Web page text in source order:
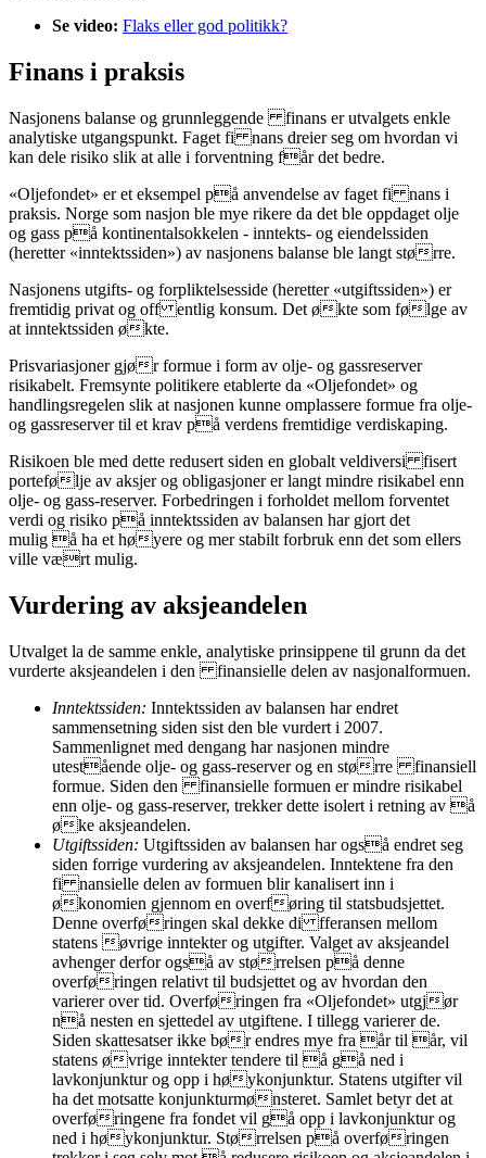
Se video: Flaks eller god politikk?
Finans i praksis
Nasjonens balanse og grunnleggende finans er utvalgets enkle
analytiske utgangspunkt. Faget fi nans dreier seg om hvordan vi
kan dele risiko slik at alle i forventning får det bedre.
«Oljefondet» er et eksempel på anvendelse av faget fi nans i
praksis. Norge som nasjon ble mye rikere da det ble oppdaget olje
og gass på kontinentalsokkelen - inntekts- og eiendelssiden
(heretter «inntektssiden») av nasjonens balanse ble langt større.
Nasjonens utgifts- og forpliktelsesside (heretter «utgiftssiden») er
fremtidig privat og off entlig konsum. Det økte som følge av
at inntektssiden økte.
Prisvariasjoner gjør formue i form av olje- og gassreserver
risikabelt. Fremsynte politikere etablerte da «Oljefondet» og
handlingsregelen slik at nasjonen kunne omplassere formue fra olje-
og gassreserver til et krav på verdens fremtidige verdiskaping.
Risikoen ble med dette redusert siden en globalt veldiversi fisert
portefølje av aksjer og obligasjoner er langt mindre risikabel enn
olje- og gass-reserver. Forbedringen i forholdet mellom forventet
verdi og risiko på inntektssiden av balansen har gjort det
mulig å ha et høyere og mer stabilt forbruk enn det som ellers
ville vært mulig.
Vurdering av aksjeandelen
Utvalget la de samme enkle, analytiske prinsippene til grunn da det
vurderte aksjeandelen i den finansielle delen av nasjonalformuen.
Inntektssiden: Inntektssiden av balansen har endret
sammensetning siden sist den ble vurdert i 2007.
Sammenlignet med dengang har nasjonen mindre
utestående olje- og gass-reserver og en større finansiell
formue. Siden den finansielle formuen er mindre risikabel
enn olje- og gass-reserver, trekker dette isolert i retning av å
øke aksjeandelen.
Utgiftssiden: Utgiftssiden av balansen har også endret seg
siden forrige vurdering av aksjeandelen. Inntektene fra den
fi nansielle delen av formuen blir kanalisert inn i
økonomien gjennom en overføring til statsbudsjettet.
Denne overføringen skal dekke di fferansen mellom
statens øvrige inntekter og utgifter. Valget av aksjeandel
avhenger derfor også av størrelsen på denne
overføringen relativt til budsjettet og av hvordan den
varierer over tid. Overføringen fra «Oljefondet» utgjør
nå nesten en sjettedel av utgiftene. I tillegg varierer de.
Siden skattesatser ikke bør endres mye fra år til år, vil
statens øvrige inntekter tendere til å gå ned i
lavkonjunktur og opp i høykonjunktur. Statens utgifter vil
ha det motsatte konjunkturmønsteret. Samlet betyr det at
overføringene fra fondet vil gå opp i lavkonjunktur og
ned i høykonjunktur. Størrelsen på overføringen